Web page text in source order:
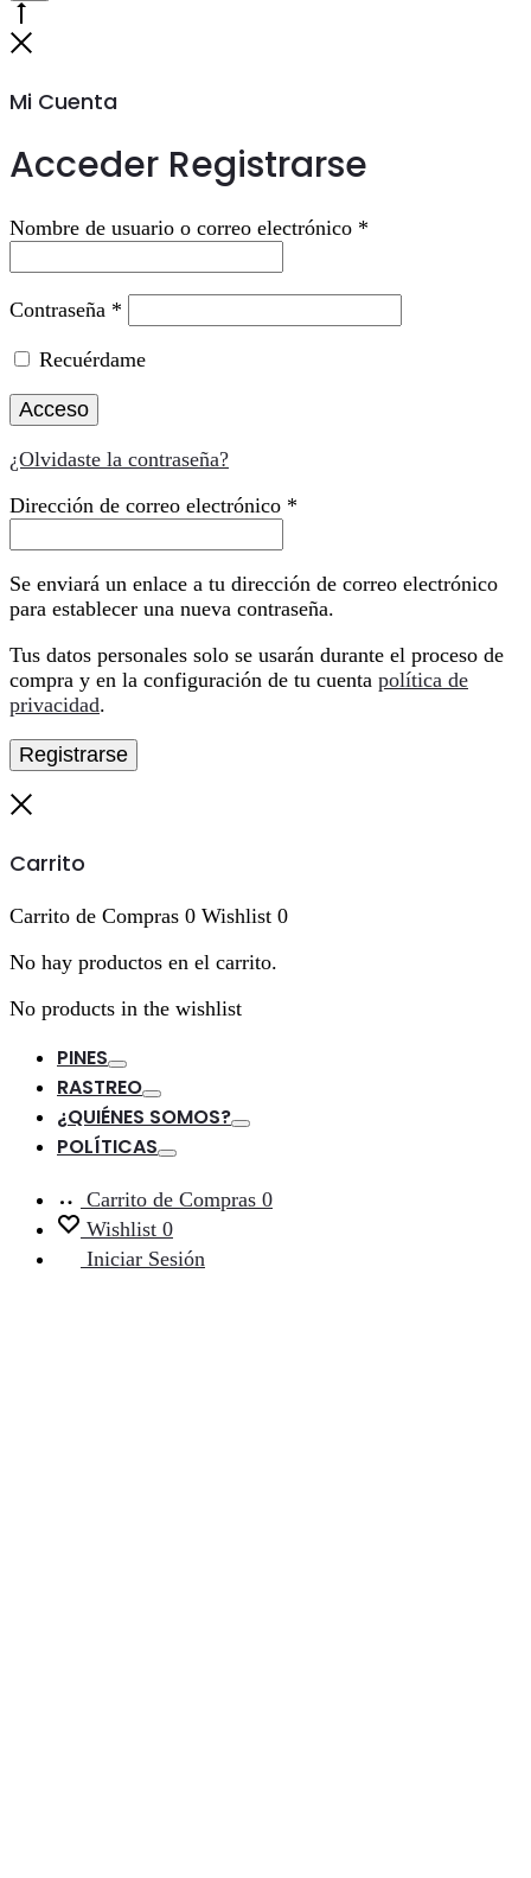
Mi Cuenta
Acceder Registrarse
Nombre de usuario o correo electrónico *
Contraseña *
Recuérdame
Acceso
¿Olvidaste la contraseña?
Dirección de correo electrónico *
Se enviará un enlace a tu dirección de correo electrónico
para establecer una nueva contraseña.
Tus datos personales solo se usarán durante el proceso de
compra y en la configuración de tu cuenta política de
privacidad.
Registrarse
Carrito
Carrito de Compras 0 Wishlist 0
No hay productos en el carrito.
No products in the wishlist
PINES
Toggle
RASTREO
Toggle
¿QUIÉNES SOMOS?
Toggle
POLÍTICAS
Toggle
Carrito de Compras 0
Wishlist 0
Iniciar Sesión